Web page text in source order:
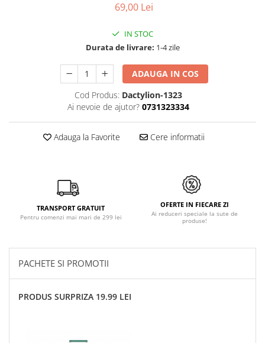
69,00 Lei
IN STOC
Durata de livrare: 1-4 zile
ADAUGA IN COS
Cod Produs: Dactylion-1323
Ai nevoie de ajutor? 0731323334
Adauga la Favorite Cere informatii
TRANSPORT GRATUIT
Pentru comenzi mai mari de 299 lei
OFERTE IN FIECARE ZI
Ai reduceri speciale la sute de
produse!
PACHETE SI PROMOTII
PRODUS SURPRIZA 19.99 LEI